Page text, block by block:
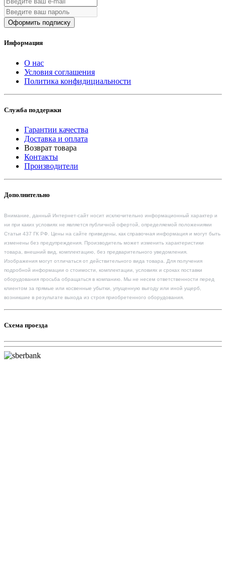
Оформить подписку
Информация
О нас
Условия соглашения
Политика конфидициальности
Служба поддержки
Гарантии качества
Доставка и оплата
Возврат товара
Контакты
Производители
Дополнительно
Внимание, данный Интернет-сайт носит исключительно информационный характер и
ни при каких условиях не является публичной офертой, определяемой положениями
Статьи 437 ГК РФ. Цены на сайте приведены, как справочная информация и могут быть
изменены без предупреждения. Производитель может изменить характеристики
товара, внешний вид, комплектацию, без предварительного уведомления.
Изображения могут отличаться от действительного вида товара. Для получения
подробной информации о стоимости, комплектации, условиях и сроках поставки
оборудования просьба обращаться в компанию. Мы не несем ответственности перед
клиентом за прямые или косвенные убытки, упущенную выгоду или иной ущерб,
возникшие в результате выхода из строя приобретенного оборудования.
Схема проезда